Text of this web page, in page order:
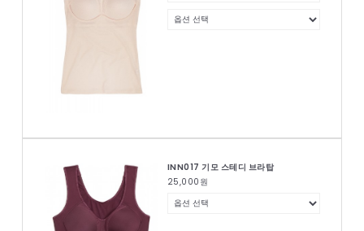
INN017 기모 스테디 브라탑
25,000 원